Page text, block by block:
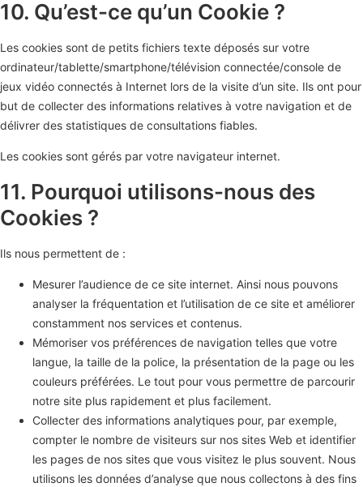
10. Qu’est-ce qu’un Cookie ?
Les cookies sont de petits fichiers texte déposés sur votre
ordinateur/tablette/smartphone/télévision connectée/console de
jeux vidéo connectés à Internet lors de la visite d’un site. Ils ont pour
but de collecter des informations relatives à votre navigation et de
délivrer des statistiques de consultations fiables.
Les cookies sont gérés par votre navigateur internet.
11. Pourquoi utilisons-nous des
Cookies ?
Ils nous permettent de :
Mesurer l’audience de ce site internet. Ainsi nous pouvons
analyser la fréquentation et l’utilisation de ce site et améliorer
constamment nos services et contenus.
Mémoriser vos préférences de navigation telles que votre
langue, la taille de la police, la présentation de la page ou les
couleurs préférées. Le tout pour vous permettre de parcourir
notre site plus rapidement et plus facilement.
Collecter des informations analytiques pour, par exemple,
compter le nombre de visiteurs sur nos sites Web et identifier
les pages de nos sites que vous visitez le plus souvent. Nous
utilisons les données d’analyse que nous collectons à des fins